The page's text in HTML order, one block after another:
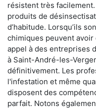
résistent très
produits de
d’habitude. Lorsqu’ils
chimiques peuvent
appel à des entreprises
à Saint-André-les-
définitivement. Les
l'infestation et même
disposent des
parfait. Notons